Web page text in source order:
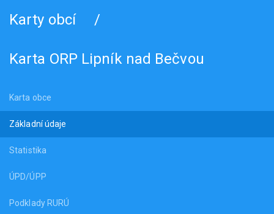
Karty obcí /
Karta ORP Lipník nad Bečvou
Karta obce
Základní údaje
Statistika
ÚPD/ÚPP
Podklady RURÚ